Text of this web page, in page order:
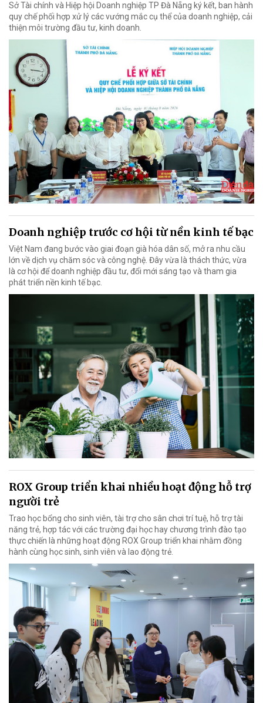
Sở Tài chính và Hiệp hội Doanh nghiệp TP Đà Nẵng ký kết, ban hành
quy chế phối hợp xử lý các vướng mắc cụ thể của doanh nghiệp, cải
thiện môi trường đầu tư, kinh doanh.
Doanh nghiệp trước cơ hội từ nền kinh tế bạc
Việt Nam đang bước vào giai đoạn già hóa dân số, mở ra nhu cầu
lớn về dịch vụ chăm sóc và công nghệ. Đây vừa là thách thức, vừa
là cơ hội để doanh nghiệp đầu tư, đổi mới sáng tạo và tham gia
phát triển nền kinh tế bạc.
ROX Group triển khai nhiều hoạt động hỗ trợ
người trẻ
Trao học bổng cho sinh viên, tài trợ cho sân chơi trí tuệ, hỗ trợ tài
năng trẻ, hợp tác với các trường đại học hay chương trình đào tạo
thực chiến là những hoạt động ROX Group triển khai nhằm đồng
hành cùng học sinh, sinh viên và lao động trẻ.